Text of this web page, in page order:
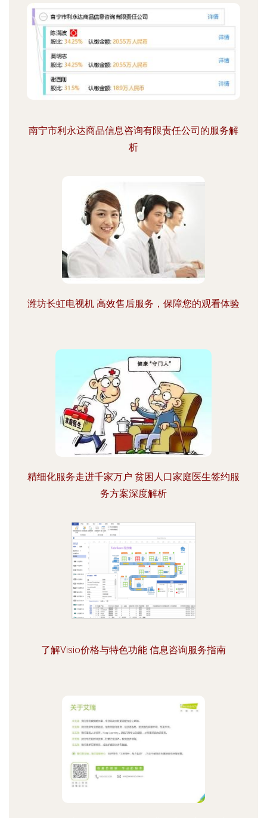
南宁市利永达商品信息咨询有限责任公司的服务解
析
潍坊长虹电视机 高效售后服务，保障您的观看体验
精细化服务走进千家万户 贫困人口家庭医生签约服
务方案深度解析
了解Visio价格与特色功能 信息咨询服务指南